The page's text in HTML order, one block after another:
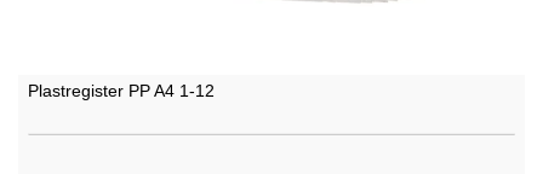
Plastregister PP A4 1-12